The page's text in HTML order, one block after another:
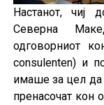
Настанот, чиј
Северна
одговорниот
consulenten) и
имаше за цел да
пренасочат кон